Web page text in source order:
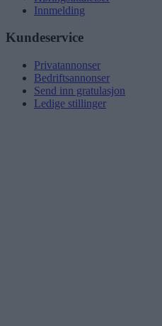
Innmelding
Kundeservice
Privatannonser
Bedriftsannonser
Send inn gratulasjon
Ledige stillinger